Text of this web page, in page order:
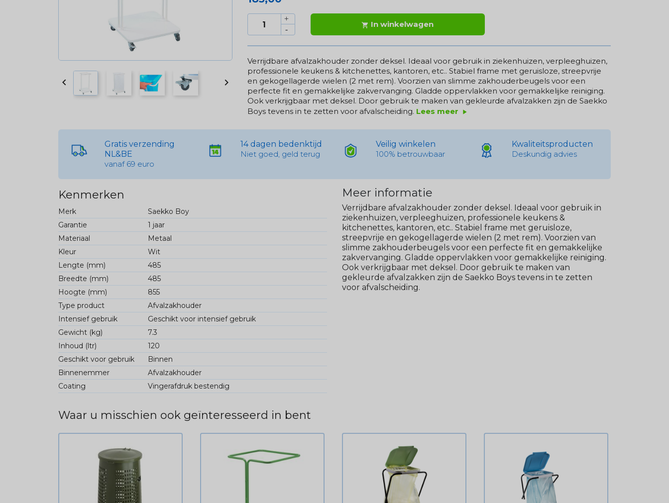
 
 In winkelwagen
Verrijdbare afvalzakhouder zonder deksel. Ideaal voor gebruik in ziekenhuizen, verpleeghuizen,
professionele keukens & kitchenettes, kantoren, etc.. Stabiel frame met geruisloze, streepvrije
en gekogellagerde wielen (2 met rem). Voorzien van slimme zakhouderbeugels voor een
perfecte fit en gemakkelijke zakvervanging. Gladde oppervlakken voor gemakkelijke reiniging.
Ook verkrijgbaar met deksel. Door gebruik te maken van gekleurde afvalzakken zijn de Saekko
Boys tevens in te zetten voor afvalscheiding. Lees meer play_arrow
Gratis verzending
NL&BE
vanaf 69 euro
14 dagen bedenktijd
Niet goed, geld terug
Veilig winkelen
100% betrouwbaar
Kwaliteitsproducten
Deskundig advies
Kenmerken
Merk
Saekko Boy
Garantie
1 jaar
Materiaal
Metaal
Kleur
Wit
Lengte (mm)
485
Breedte (mm)
485
Hoogte (mm)
855
Type product
Afvalzakhouder
Intensief gebruik
Geschikt voor intensief gebruik
Gewicht (kg)
7.3
Inhoud (ltr)
120
Geschikt voor gebruik
Binnen
Binnenemmer
Afvalzakhouder
Coating
Vingerafdruk bestendig
Meer informatie
Verrijdbare afvalzakhouder zonder deksel. Ideaal voor gebruik in
ziekenhuizen, verpleeghuizen, professionele keukens &
kitchenettes, kantoren, etc.. Stabiel frame met geruisloze,
streepvrije en gekogellagerde wielen (2 met rem). Voorzien van
slimme zakhouderbeugels voor een perfecte fit en gemakkelijke
zakvervanging. Gladde oppervlakken voor gemakkelijke reiniging.
Ook verkrijgbaar met deksel. Door gebruik te maken van
gekleurde afvalzakken zijn de Saekko Boys tevens in te zetten
voor afvalscheiding.
Waar u misschien ook geïnteresseerd in bent